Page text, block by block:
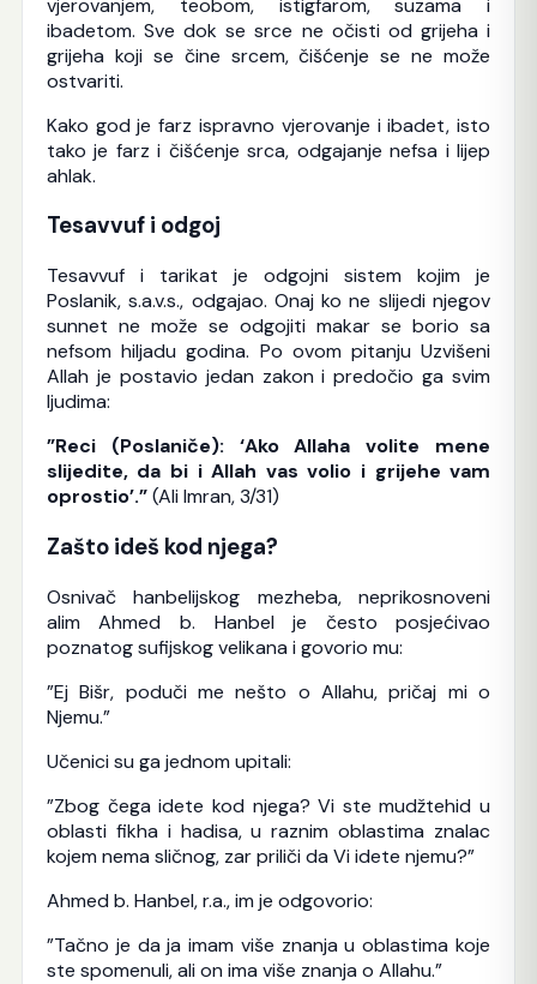
vjerovanjem, teobom, istigfarom, suzama i
ibadetom. Sve dok se srce ne očisti od grijeha i
grijeha koji se čine srcem, čišćenje se ne može
ostvariti.
Kako god je farz ispravno vjerovanje i ibadet, isto
tako je farz i čišćenje srca, odgajanje nefsa i lijep
ahlak.
Tesavvuf i odgoj
Tesavvuf i tarikat je odgojni sistem kojim je
Poslanik, s.a.v.s., odgajao. Onaj ko ne slijedi njegov
sunnet ne može se odgojiti makar se borio sa
nefsom hiljadu godina. Po ovom pitanju Uzvišeni
Allah je postavio jedan zakon i predočio ga svim
ljudima:
”Reci (Poslaniče): ‘Ako Allaha volite mene
slijedite, da bi i Allah vas volio i grijehe vam
oprostio’.”(Ali Imran, 3/31)
Zašto ideš kod njega?
Osnivač hanbelijskog mezheba, neprikosnoveni
alim Ahmed b. Hanbel je često posjećivao
poznatog sufijskog velikana i govorio mu:
”Ej Bišr, poduči me nešto o Allahu, pričaj mi o
Njemu.”
Učenici su ga jednom upitali:
”Zbog čega idete kod njega? Vi ste mudžtehid u
oblasti fikha i hadisa, u raznim oblastima znalac
kojem nema sličnog, zar priliči da Vi idete njemu?”
Ahmed b. Hanbel, r.a., im je odgovorio:
”Tačno je da ja imam više znanja u oblastima koje
ste spomenuli, ali on ima više znanja o Allahu.”